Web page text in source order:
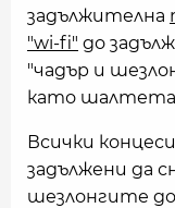
задължителна
"wi-fi" до
"чадър и
като
Всички
задължени да
шезлонгите